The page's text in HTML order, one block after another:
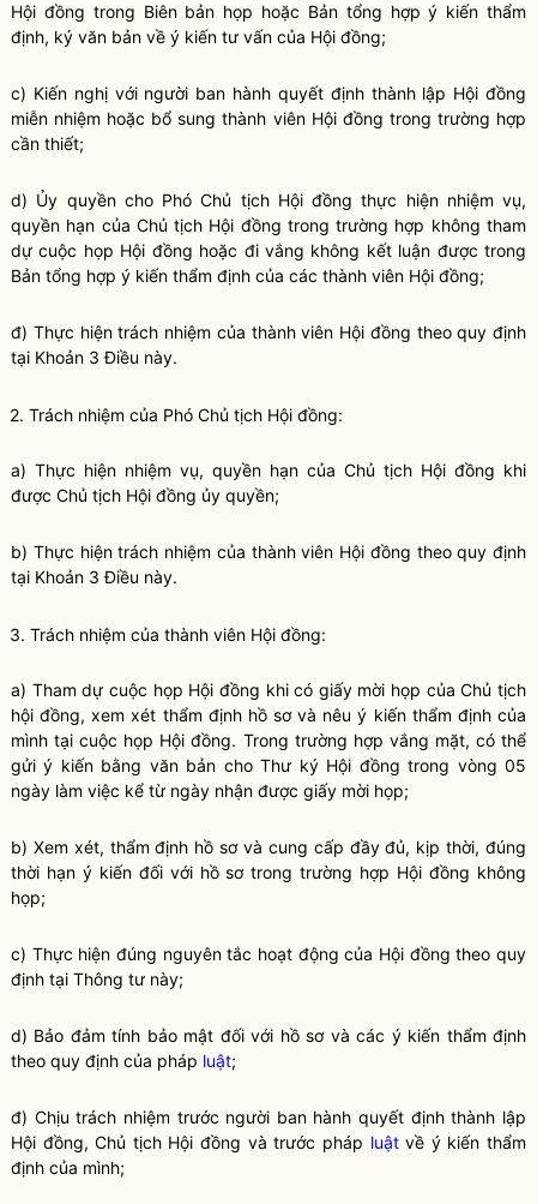
Hội đồng trong Biên bản họp hoặc Bản tổng hợp ý kiến thẩm
định, ký văn bản về ý kiến tư vấn của Hội đồng;
c) Kiến nghị với người ban hành quyết định thành lập Hội đồng
miễn nhiệm hoặc bổ sung thành viên Hội đồng trong trường hợp
cần thiết;
d) Ủy quyềncho Phó Chủ tịch Hội đồng thực hiện nhiệm vụ,
quyền hạn của Chủ tịch Hội đồng trong trường hợp không tham
dự cuộc họp Hội đồng hoặc đi vắng không kết luận được trong
Bản tổng hợp ý kiến thẩm định của các thành viên Hội đồng;
đ) Thực hiện trách nhiệm của thành viên Hội đồng theo quy định
tại Khoản 3 Điều này.
2. Trách nhiệm của Phó Chủ tịch Hội đồng:
a) Thực hiện nhiệm vụ, quyền hạn của Chủ tịch Hội đồng khi
được Chủ tịch Hội đồng ủy quyền;
b) Thực hiện trách nhiệm của thành viên Hội đồng theo quy định
tại Khoản 3 Điều này.
3. Trách nhiệm của thành viên Hội đồng:
a) Tham dự cuộc họp Hội đồng khi có giấy mời họp của Chủ tịch
hội đồng, xem xét thẩm định hồ sơ và nêu ý kiến thẩm định của
mình tại cuộc họp Hội đồng. Trong trường hợp vắng mặt, có thể
gửi ý kiến bằng văn bản cho Thư ký Hội đồng trong vòng 05
ngày làm việc kể từ ngày nhận được giấy mời họp;
b) Xem xét, thẩm định hồ sơ và cung cấp đầy đủ, kịp thời, đúng
thời hạn ý kiến đối với hồ sơ trong trường hợp Hội đồng không
họp;
c) Thực hiện đúng nguyên tắc hoạt động của Hội đồng theo quy
định tại Thông tư này;
d) Bảo đảm tính bảo mật đối với hồ sơ và các ý kiến thẩm định
theo quy định của pháp luật;
đ) Chịu trách nhiệm trước người ban hành quyết định thành lập
Hội đồng, Chủ tịch Hội đồng và trước pháp luậtvề ý kiến thẩm
định của mình;